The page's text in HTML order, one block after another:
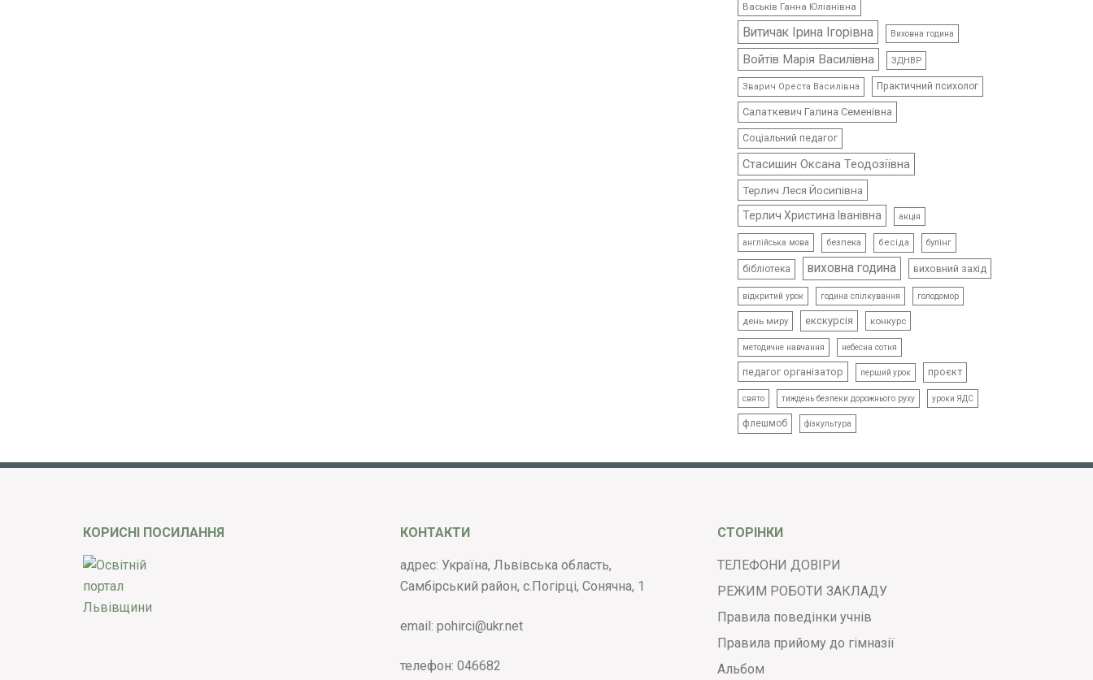
Васьків Ганна Юліанівна
Витичак Ірина Ігорівна Виховна година
Войтів Марія Василівна ЗДНВР
Зварич Ореста Василівна Практичний психолог
Салаткевич Галина Семенівна
Соціальний педагог
Стасишин Оксана Теодозіївна
Терлич Леся Йосипівна
Терлич Христина Іванівна
акція
англійська мова безпека бесіда булінг
бібліотека виховна година виховний захід
відкритий урок година спілкування голодомор
день миру екскурсія конкурс
методичне навчання небесна сотня
педагог організатор перший урок проєкт
свято тиждень безпеки дорожнього руху уроки ЯДС
флешмоб фізкультура
КОРИСНІ ПОСИЛАННЯ КОНТАКТИ
адрес: Україна, Львівська область,
Самбірський район, с.Погірці, Сонячна, 1
email: pohirci@ukr.net
телефон: 046682
СТОРІНКИ
ТЕЛЕФОНИ ДОВІРИ
РЕЖИМ РОБОТИ ЗАКЛАДУ
Правила поведінки учнів
Правила прийому до гімназії
Альбом